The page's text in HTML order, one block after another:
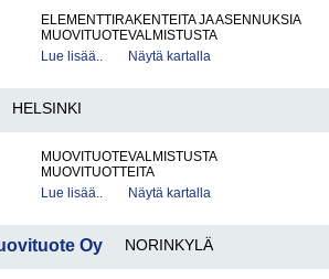
ELEMENTTIRAKENTEITA JA ASENNUKSIA
MUOVITUOTEVALMISTUSTA
Lue lisää..
Näytä kartalla
HELSINKI
MUOVITUOTEVALMISTUSTA
MUOVITUOTTEITA
Lue lisää..
Näytä kartalla
Oy NORINKYLÄ